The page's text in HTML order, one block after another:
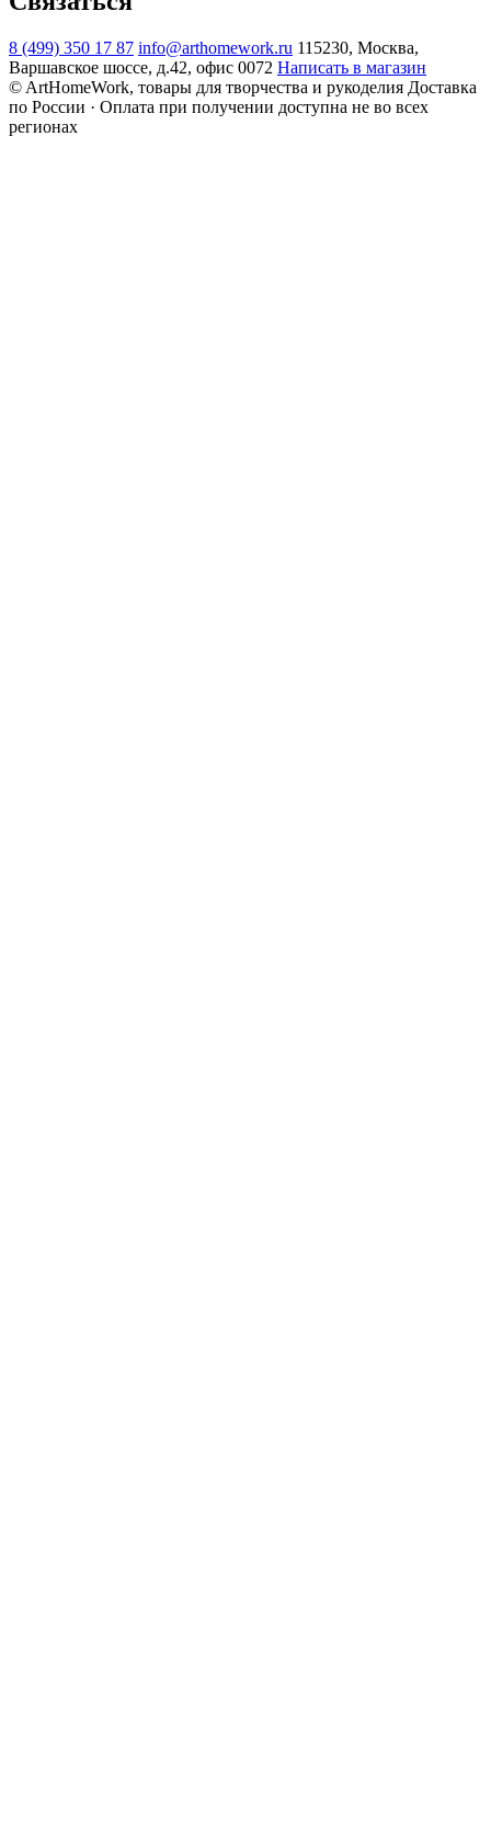
8 (499) 350 17 87 info@arthomework.ru 115230, Москва,
Варшавское шоссе, д.42, офис 0072 Написать в магазин
© ArtHomeWork, товары для творчества и рукоделия Доставка
по России · Оплата при получении доступна не во всех
регионах